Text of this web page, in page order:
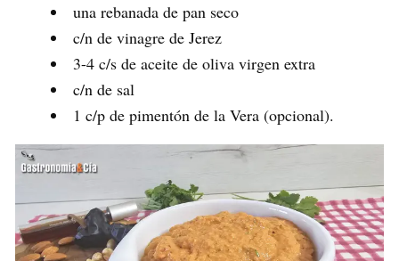
una rebanada de pan seco
c/n de vinagre de Jerez
3-4 c/s de aceite de oliva virgen extra
c/n de sal
1 c/p de pimentón de la Vera (opcional).